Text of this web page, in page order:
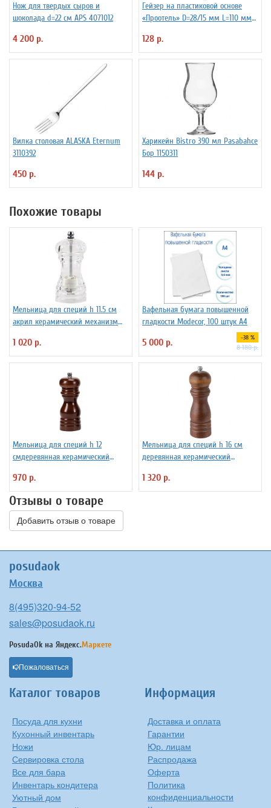
Нож для твердых сыров и
шоколада d=22 см APS 4071012
4 200 р.
Гейзер на пластиковой основе
«Проотель» D=28/15 мм L=110 мм
128 р.
Вилка столовая ALASKA Eternum
3110392
450 р.
Харикейн Bistro 390 мл Pasabahce
Бор 1150311
144 р.
Похожие товары
Мельница для специй h 11.5 см
акрил керамический механизм
1 020 р.
Вафельная бумага повышенной
гладкости Modecor, 100 штук А4
5 000 р. -38 %
8 180 р.
Мельница для специй h 12
смдеревянная керамический
970 р.
Мельница для специй h 16 см
деревянная керамический
1 320 р.
Отзывы о товаре
Добавить отзыв о товаре
posudaok
Москва
8(495)320-94-52
sales@posudaok.ru
PosudaOk на Яндекс.Маркете
Пожаловаться
Каталог товаров
Посуда для кухни
Кухонный инвентарь
Ножи
Сервировка стола
Все для бара
Инвентарь кондитера
Уютный дом
Информация
Доставка и оплата
Гарантии
Юр. лицам
Распродажа
Оферта
Политика
конфиденциальности